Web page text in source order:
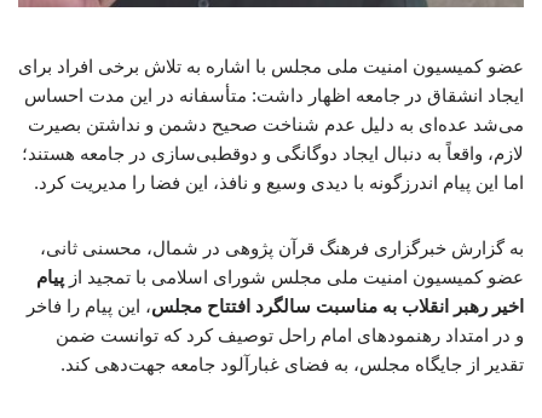
عضو کمیسیون امنیت ملی مجلس با اشاره به تلاش برخی افراد برای
ایجاد انشقاق در جامعه اظهار داشت: متأسفانه در این مدت احساس
می‌شد عده‌ای به دلیل عدم شناخت صحیح دشمن و نداشتن بصیرت
لازم، واقعاً به دنبال ایجاد دوگانگی و دوقطبی‌سازی در جامعه هستند؛
اما این پیام اندرزگونه با دیدی وسیع و نافذ، این فضا را مدیریت کرد.
به گزارش خبرگزاری فرهنگ قرآن پژوهی در شمال، محسنی ثانی،
عضو کمیسیون امنیت ملی مجلس شورای اسلامی با تمجید از پیام
اخیر رهبر انقلاب به مناسبت سالگرد افتتاح مجلس، این پیام را فاخر
و در امتداد رهنمودهای امام راحل توصیف کرد که توانست ضمن
تقدیر از جایگاه مجلس، به فضای غبارآلود جامعه جهت‌دهی کند.